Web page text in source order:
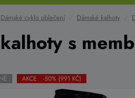
Dámské cyklo oblečení Dámské kalhoty
s
AKCE -50% (991 KČ)